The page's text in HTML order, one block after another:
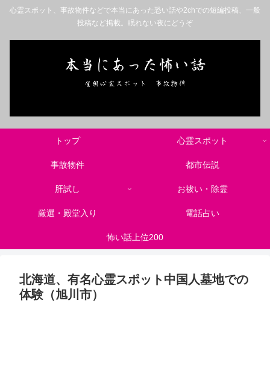
心霊スポット、事故物件などで本当にあった恐い話や2chでの短編投稿、一般
投稿など掲載。眠れない夜にどうぞ
トップ 心霊スポット
事故物件 都市伝説
肝試し お祓い・除霊
厳選・殿堂入り 電話占い
怖い話上位200
北海道、有名心霊スポット中国人墓地での
体験（旭川市）